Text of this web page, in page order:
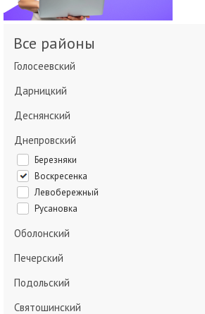
Все районы
Голосеевский
Дарницкий
Деснянский
Днепровский
Березняки
Воскресенка
Левобережный
Русановка
Оболонский
Печерский
Подольский
Святошинский